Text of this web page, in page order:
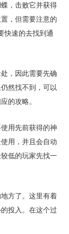
，击败它并获得
，但需要注意的
快速的去找到通
，因此需要先确
然找不到，可以
的攻略。
用先前获得的神
用，并且会自动
低的玩家先找一
方了。这里有着
投入。在这个过